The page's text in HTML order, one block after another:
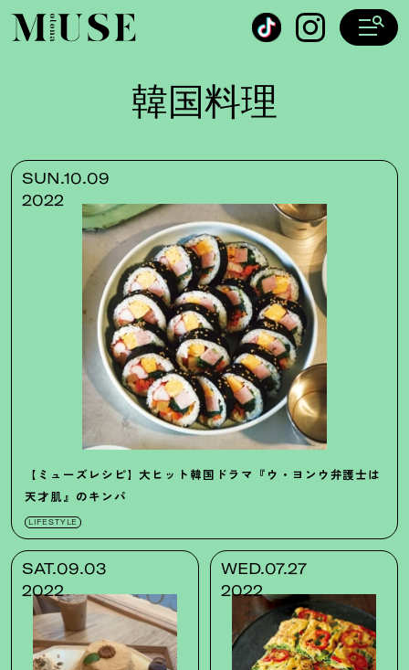
オトナミューズ ウェブ
韓国料理
SUN.10.09
2022
【ミューズレシピ】大ヒット韓国ドラマ『ウ・ヨンウ弁護士は
天才肌』のキンパ
LIFESTYLE
SAT.09.03
2022
WED.07.27
2022